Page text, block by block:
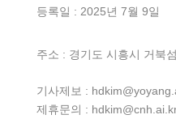
등록일 : 2025년 7월 9일
주소 : 경기도 시흥시 거북
기사제보 :
제휴문의 :